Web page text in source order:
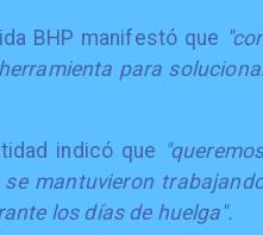
BHP manifestó que
para
indicó que
mantuvieron
los días de huelga".